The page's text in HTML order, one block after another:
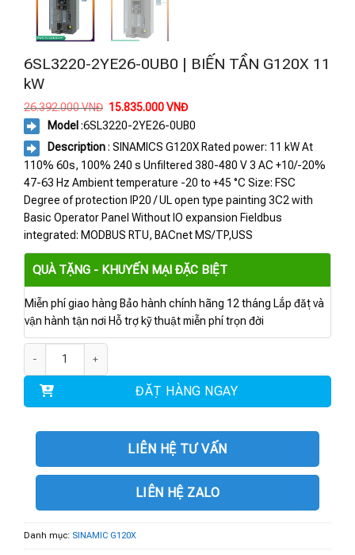
6SL3220-2YE26-0UB0 | BIẾN TẦN G120X 11
kW
26.392.000VNĐ Giá
là:
26.392.000 VNĐ.
15.835.000VNĐGiá
tại
là:
15.835.000 VNĐ.
Model :6SL3220-2YE26-0UB0
Description: SINAMICS G120X Rated power: 11 kW At
110% 60s, 100% 240 s Unfiltered 380-480 V 3 AC +10/-20%
47-63 Hz Ambient temperature -20 to +45 °C Size: FSC
Degree of protection IP20 / UL open type painting 3C2 with
Basic Operator Panel Without IO expansion Fieldbus
integrated: MODBUS RTU, BACnet MS/TP,USS
QUÀ TẶNG - KHUYẾN MẠI ĐẶC BIỆT
Miễn phí giao hàng Bảo hành chính hãng 12 tháng Lắp đặt và
vận hành tận nơi Hỗ trợ kỹ thuật miễn phí trọn đời
ĐẶT HÀNG NGAY
LIÊN HỆ TƯ VẤN
LIÊN HỆ ZALO
Danh mục: SINAMIC G120X